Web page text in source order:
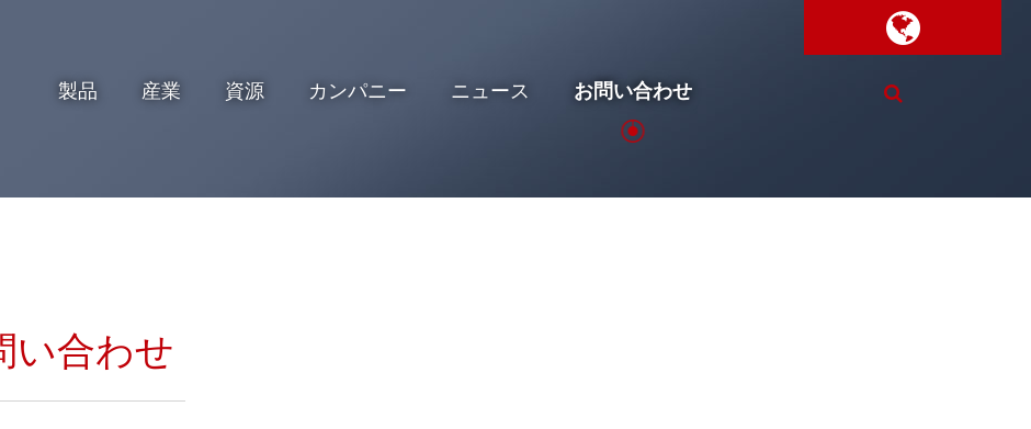
製品 産業 資源 カンパニー ニュース お問い合わせ
い合わせ